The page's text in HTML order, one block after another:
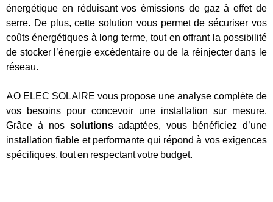
énergétique en réduisant vos émissions de gaz à effet de
serre. De plus, cette solution vous permet de sécuriser vos
coûts énergétiques à long terme, tout en offrant la possibilité
de stocker l’énergie excédentaire ou de la réinjecter dans le
réseau.
AO ELEC SOLAIRE vous propose une analyse complète de
vos besoins pour concevoir une installation sur mesure.
Grâce à nos solutionsadaptées, vous bénéficiez d’une
installation fiable et performante qui répond à vos exigences
spécifiques, tout en respectant votre budget.